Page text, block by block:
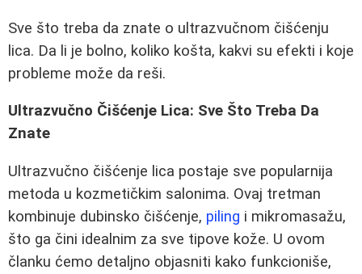
Sve što treba da znate o ultrazvučnom čišćenju
lica. Da li je bolno, koliko košta, kakvi su efekti i koje
probleme može da reši.
Ultrazvučno Čišćenje Lica: Sve Što Treba Da
Znate
Ultrazvučno čišćenje lica postaje sve popularnija
metoda u kozmetičkim salonima. Ovaj tretman
kombinuje dubinsko čišćenje, piling i mikromasažu,
što ga čini idealnim za sve tipove kože. U ovom
članku ćemo detaljno objasniti kako funkcioniše,